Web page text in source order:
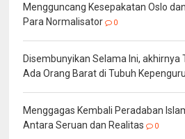
Mengguncang Kesepakatan Oslo
Para Normalisator
0
Disembunyikan Selama Ini, akhirnya
Ada Orang Barat di Tubuh
Menggagas Kembali Peradaban
Antara Seruan dan Realitas
0